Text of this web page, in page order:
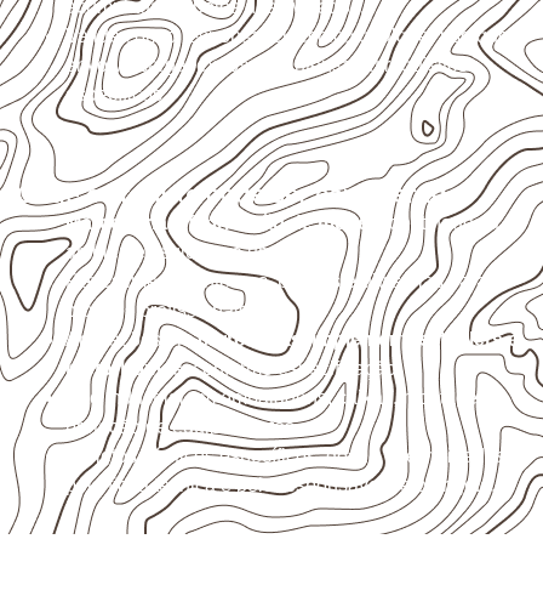
acumulada e apoios desnivelados.
Valide com o responsável técnico qualquer uso que
envolva carga, exposição intensa ou requisitos
específicos.
Onde o produto pode ser considerado
Marcenaria e fabricação de móveis
destinados a
ambientes sujeitos à umidade.
Revestimentos internos, painéis e divisórias para
projetos profissionais.
Aplicações emcarrocerias, implementos, trailers e
motorhomes, conforme especificação.
Uso industrial em embalagens, caixas, montagem e
proteção de equipamentos.
Projetos náuticos específicos, desde que validados
pela ficha técnica e pelo responsável pelo projeto.